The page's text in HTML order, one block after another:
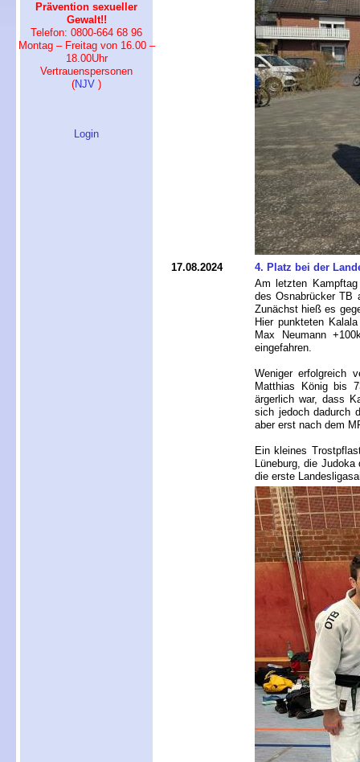
Prävention sexueller
Gewalt!!
Telefon: 0800-664 68 96
Montag – Freitag von 16.00 –
18.00Uhr
Vertrauenspersonen
(NJV )
Login
17.08.2024
4. Platz bei der
Am letzten
des Osnabrücker TB
Zunächst hieß es
Hier punkteten
Max Neumann
eingefahren.
Weniger erfolgreich
Matthias König bis
ärgerlich war, dass
sich jedoch dadurch
aber erst nach dem
Ein kleines
Lüneburg, die
die erste